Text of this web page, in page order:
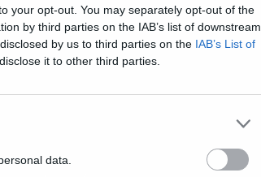
your opt-out. You may separately opt-out of the
by third parties on the IAB’s list of downstream
by us to third parties on the IAB’s List of
it to other third parties.
data.